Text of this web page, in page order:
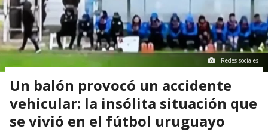
Redes sociales
Un balón provocó un accidente
vehicular: la insólita situación que
se vivió en el fútbol uruguayo